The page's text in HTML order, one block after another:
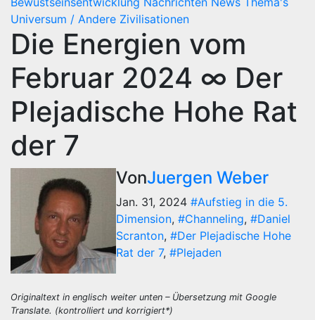
Universum / Andere Zivilisationen
Die Energien vom
Februar 2024 ∞ Der
Plejadische Hohe Rat
der 7
VonJuergen Weber
Jan. 31, 2024 #Aufstieg in die 5.
Dimension, #Channeling, #Daniel
Scranton, #Der Plejadische Hohe
Rat der 7, #Plejaden
Originaltext in englisch weiter unten – Übersetzung mit Google
Translate. (kontrolliert und korrigiert*)